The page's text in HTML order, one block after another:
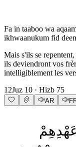
Fa in taaboo wa
ikhwaanukum fid
Mais s'ils se
ils deviendront vos
intelligiblement les
12Juz 10 · Hizb 75
AR